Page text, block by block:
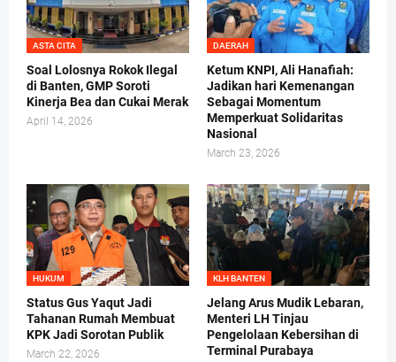
ASTA CITA
Soal Lolosnya Rokok Ilegal
di Banten, GMP Soroti
Kinerja Bea dan Cukai Merak
April 14, 2026
DAERAH
Ketum KNPI, Ali Hanafiah:
Jadikan hari Kemenangan
Sebagai Momentum
Memperkuat Solidaritas
Nasional
March 23, 2026
HUKUM
Status Gus Yaqut Jadi
Tahanan Rumah Membuat
KPK Jadi Sorotan Publik
March 22, 2026
KLH BANTEN
Jelang Arus Mudik Lebaran,
Menteri LH Tinjau
Pengelolaan Kebersihan di
Terminal Purabaya